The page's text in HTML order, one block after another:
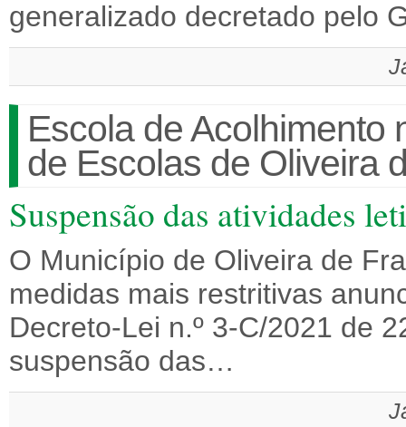
generalizado decretado pelo
Escola de Acolhimento
de Escolas de Oliveira
Suspensão das atividades
O Município de Oliveira de
medidas mais restritivas
Decreto-Lei n.º 3-C/2021 de
suspensão das…